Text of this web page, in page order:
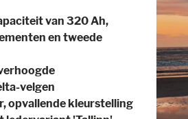
van 320 Ah,
en tweede
velgen
opvallende kleurstelling